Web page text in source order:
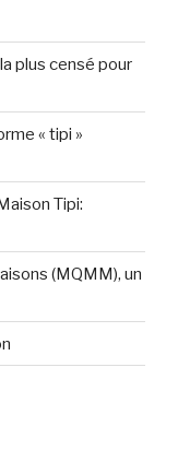
plus censé pour
« tipi »
Tipi:
(MQMM), un